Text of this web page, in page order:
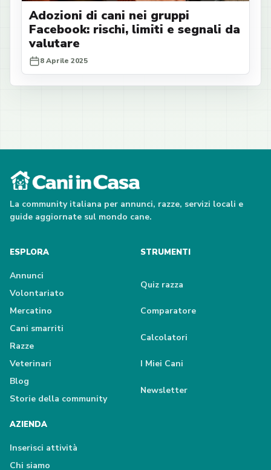
Adozioni di cani nei gruppi
Facebook: rischi, limiti e segnali da
valutare
8 Aprile 2025
La community italiana per annunci, razze, servizi locali e
guide aggiornate sul mondo cane.
ESPLORA
Annunci
Volontariato
Mercatino
Cani smarriti
Razze
Veterinari
Blog
Storie della community
STRUMENTI
Quiz razza
Comparatore
Calcolatori
I Miei Cani
Newsletter
AZIENDA
Inserisci attività
Chi siamo